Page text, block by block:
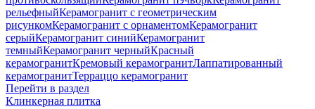
рельефныйКерамогранит с геометрическим
рисункомКерамогранит с орнаментомКерамогранит
серыйКерамогранит синийКерамогранит
темныйКерамогранит черныйКрасный
керамогранитКремовый керамогранитЛаппатированный
керамогранитТерраццо керамогранит
Перейти в раздел
Клинкерная плитка